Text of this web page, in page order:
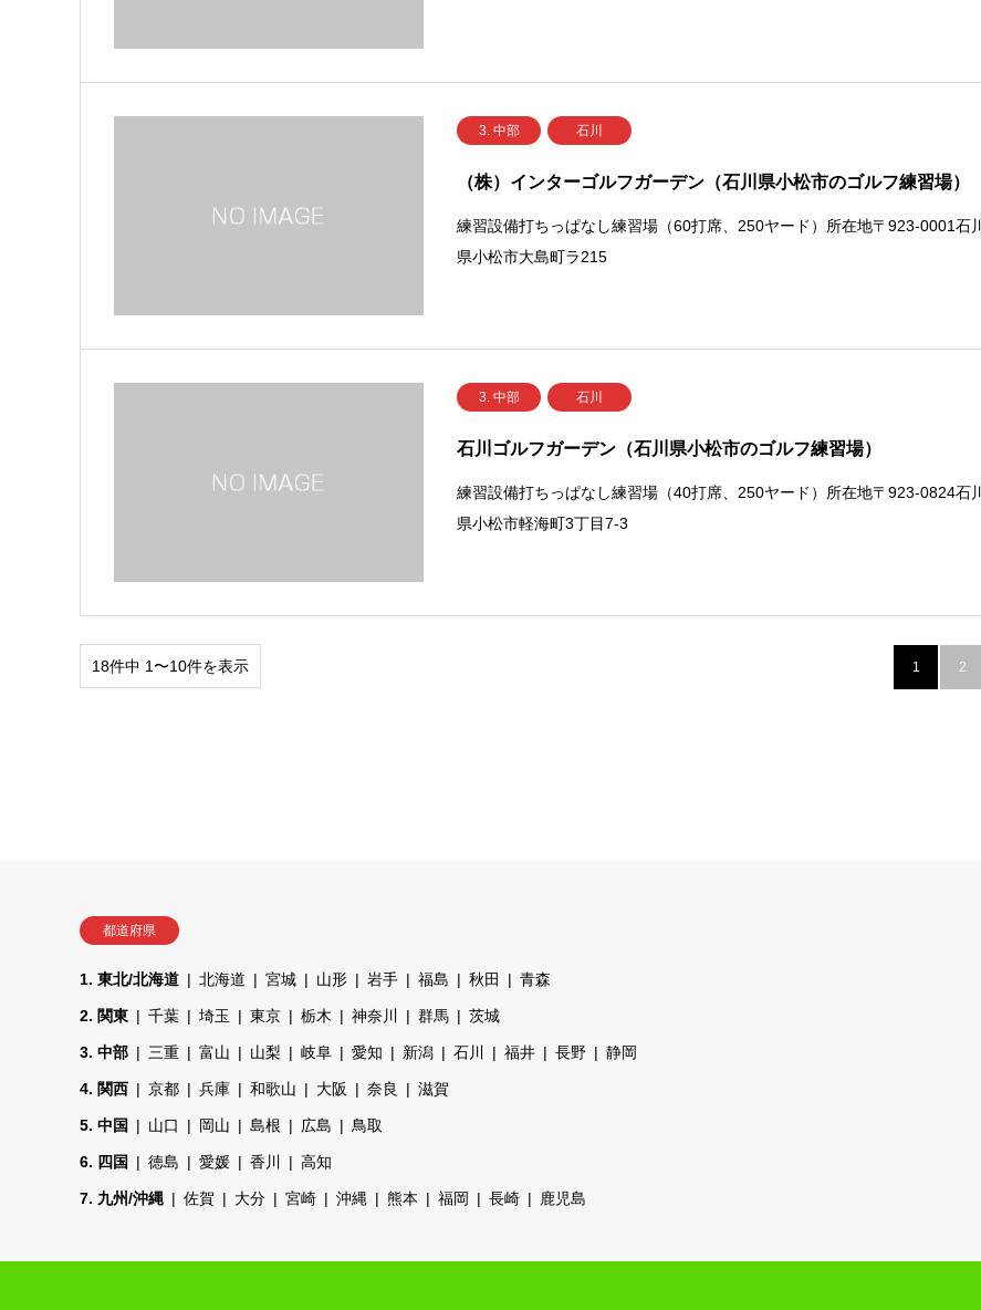
3. 中部 石川
（株）インターゴルフガーデン（石川県小松市のゴルフ練習場）
練習設備打ちっぱなし練習場（60打席、250ヤード）所在地〒923-0001石川
県小松市大島町ラ215
3. 中部 石川
石川ゴルフガーデン（石川県小松市のゴルフ練習場）
練習設備打ちっぱなし練習場（40打席、250ヤード）所在地〒923-0824石川
県小松市軽海町3丁目7-3
18件中 1〜10件を表示 1 2
都道府県
1. 東北/北海道 北海道 宮城 山形 岩手 福島 秋田 青森
2. 関東 千葉 埼玉 東京 栃木 神奈川 群馬 茨城
3. 中部 三重 富山 山梨 岐阜 愛知 新潟 石川 福井 長野 静岡
4. 関西 京都 兵庫 和歌山 大阪 奈良 滋賀
5. 中国 山口 岡山 島根 広島 鳥取
6. 四国 徳島 愛媛 香川 高知
7. 九州/沖縄 佐賀 大分 宮崎 沖縄 熊本 福岡 長崎 鹿児島